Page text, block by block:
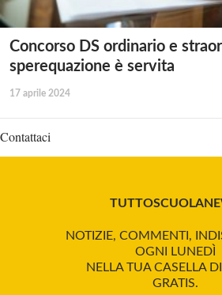
Concorso DS ordinario e
sperequazione è servita
17 aprile 2024
Contattaci
NOTIZIE, COMMENTI,
OGNI LUNEDÌ
NELLA TUA CASELLA
GRATIS.